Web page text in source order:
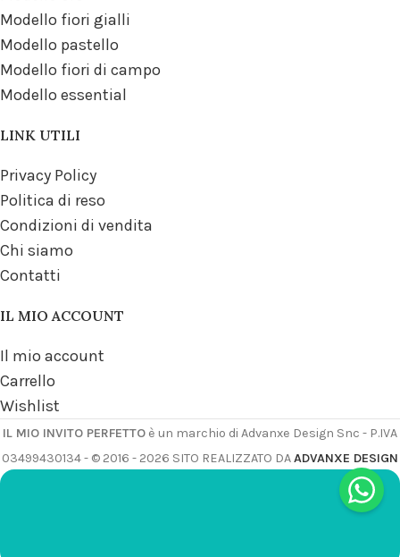
Modello fiori gialli
Modello pastello
Modello fiori di campo
Modello essential
LINK UTILI
Privacy Policy
Politica di reso
Condizioni di vendita
Chi siamo
Contatti
IL MIO ACCOUNT
Il mio account
Carrello
Wishlist
IL MIO INVITO PERFETTO è un marchio di Advanxe Design Snc - P.IVA
03499430134 - © 2016 - 2026 SITO REALIZZATO DAADVANXE DESIGN